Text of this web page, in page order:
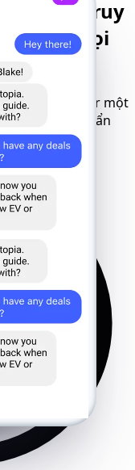
danh: Truy
cuộc gọi
Messenger một
tức. Chế độ ẩn